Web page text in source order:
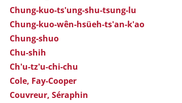
Chung-kuo-ts'ung-shu-tsung-lu
Chung-kuo-wên-hsüeh-ts'an-k'ao
Chung-shuo
Chu-shih
Ch'u-tz'u-chi-chu
Cole, Fay-Cooper
Couvreur, Séraphin